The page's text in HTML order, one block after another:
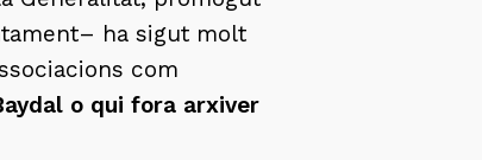
ha sigut molt
com
o qui fora arxiver